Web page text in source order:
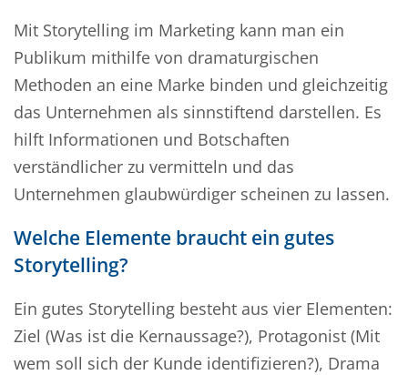
Mit Storytelling im Marketing kann man ein
Publikum mithilfe von dramaturgischen
Methoden an eine Marke binden und gleichzeitig
das Unternehmen als sinnstiftend darstellen. Es
hilft Informationen und Botschaften
verständlicher zu vermitteln und das
Unternehmen glaubwürdiger scheinen zu lassen.
Welche Elemente braucht ein gutes
Storytelling?
Ein gutes Storytelling besteht aus vier Elementen:
Ziel (Was ist die Kernaussage?), Protagonist (Mit
wem soll sich der Kunde identifizieren?), Drama